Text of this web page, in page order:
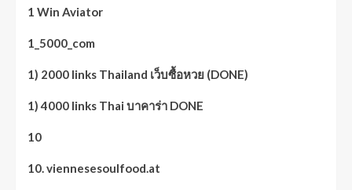
1 Win Aviator
1_5000_com
1) 2000 links Thailand เว็บซื้อหวย (DONE)
1) 4000 links Thai บาคาร่า DONE
10
10. viennesesoulfood.at